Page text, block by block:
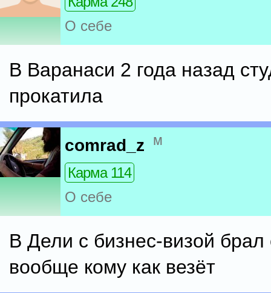
О себе
В Варанаси 2 года назад
прокатила
comrad_z м
Карма 114
О себе
В Дели с бизнес-визой
вообще кому как везёт